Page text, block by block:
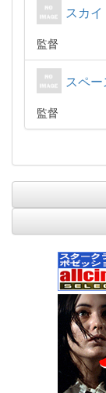
スカ
監督
スペ
監督